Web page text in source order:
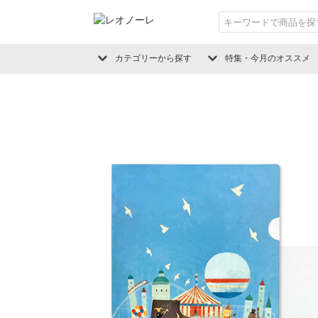
カテゴリーから探す 特集・今月のオススメ